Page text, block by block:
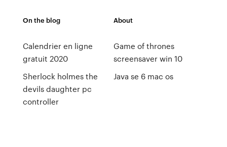
On the blog
Calendrier en ligne
gratuit 2020
Sherlock holmes the
devils daughter pc
controller
About
Game of thrones
screensaver win 10
Java se 6 mac os